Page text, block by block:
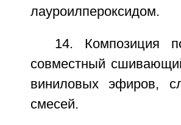
лауроилпероксидом.
14. Композиция
совместный
виниловых эфиров,
смесей.